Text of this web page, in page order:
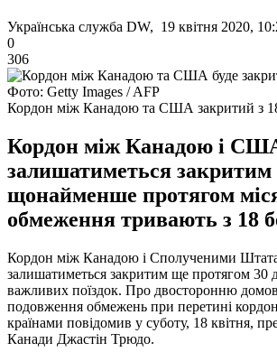
Українська служба DW, 19 квітня 2020,
0
306
Фото: Getty Images / AFP
Кордон між Канадою та США закритий з
Кордон між Канадою і
залишатиметься
щонайменше протягом
обмеження тривають з 18
Кордон між Канадою і Сполученими
залишатиметься закритим ще протягом 30
важливих поїздок. Про двосторонню
подовження обмежень при перетині
країнами повідомив у суботу, 18 квітня,
Канади Джастін Трюдо.